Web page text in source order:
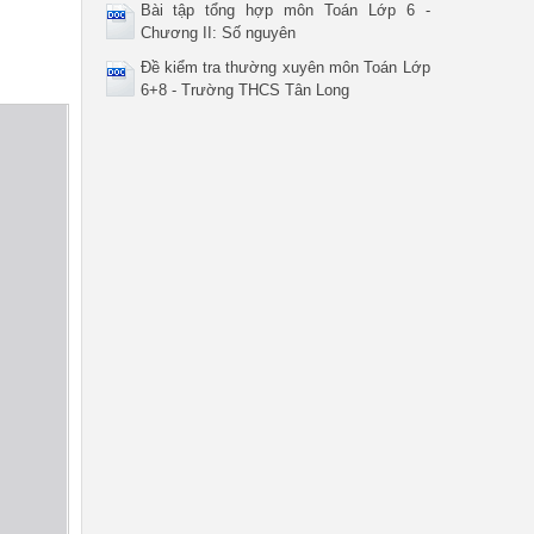
Bài tập tổng hợp môn Toán Lớp 6 -
Chương II: Số nguyên
Đề kiểm tra thường xuyên môn Toán Lớp
6+8 - Trường THCS Tân Long